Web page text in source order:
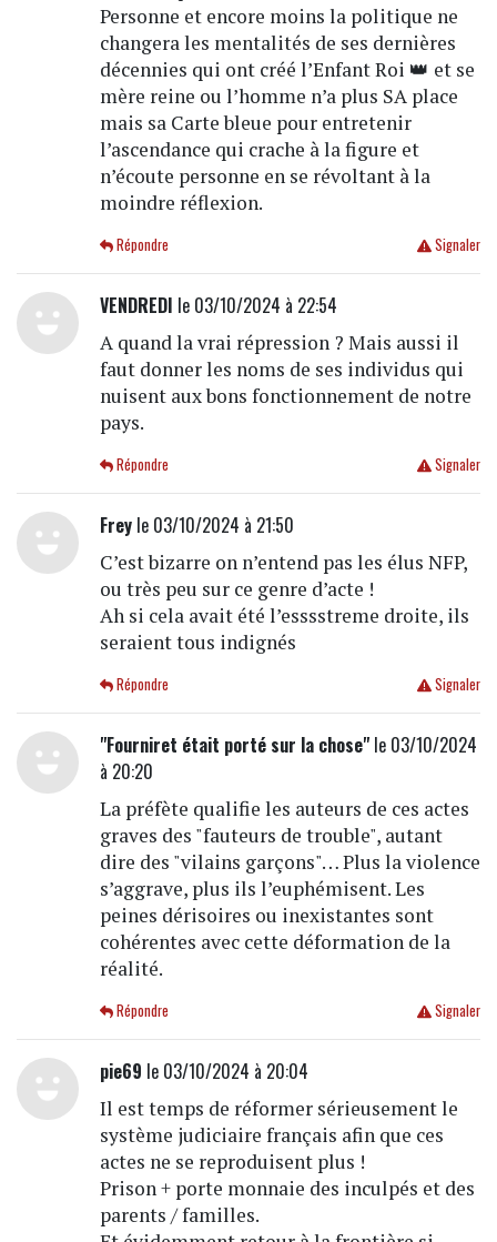
Personne et encore moins la politique ne
changera les mentalités de ses dernières
décennies qui ont créé l’Enfant Roi 👑 et se
mère reine ou l’homme n’a plus SA place
mais sa Carte bleue pour entretenir
l’ascendance qui crache à la figure et
n’écoute personne en se révoltant à la
moindre réflexion.
Signaler
Répondre
VENDREDI le 03/10/2024 à 22:54
A quand la vrai répression ? Mais aussi il
faut donner les noms de ses individus qui
nuisent aux bons fonctionnement de notre
pays.
Signaler
Répondre
Freyle 03/10/2024 à 21:50
C’est bizarre on n’entend pas les élus NFP,
ou très peu sur ce genre d’acte !
Ah si cela avait été l’esssstreme droite, ils
seraient tous indignés
Signaler
Répondre
"Fourniret était porté sur la chose"le 03/10/2024
à 20:20
La préfète qualifie les auteurs de ces actes
graves des "fauteurs de trouble", autant
dire des "vilains garçons"… Plus la violence
s’aggrave, plus ils l’euphémisent. Les
peines dérisoires ou inexistantes sont
cohérentes avec cette déformation de la
réalité.
Signaler
Répondre
pie69 le 03/10/2024 à 20:04
Il est temps de réformer sérieusement le
système judiciaire français afin que ces
actes ne se reproduisent plus !
Prison + porte monnaie des inculpés et des
parents / familles.